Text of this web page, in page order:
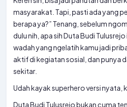
masyarakat. Tapi, pasti ada yang
berapa ya?” Tenang, sebelum
dulu nih, apa sih Duta Budi
wadah yang ngelatih kamu jadi
aktif di kegiatan sosial, dan punya
sekitar.
Udah kayak superhero versi nyata,
Duta Budi Tulusrejo bukan cuma